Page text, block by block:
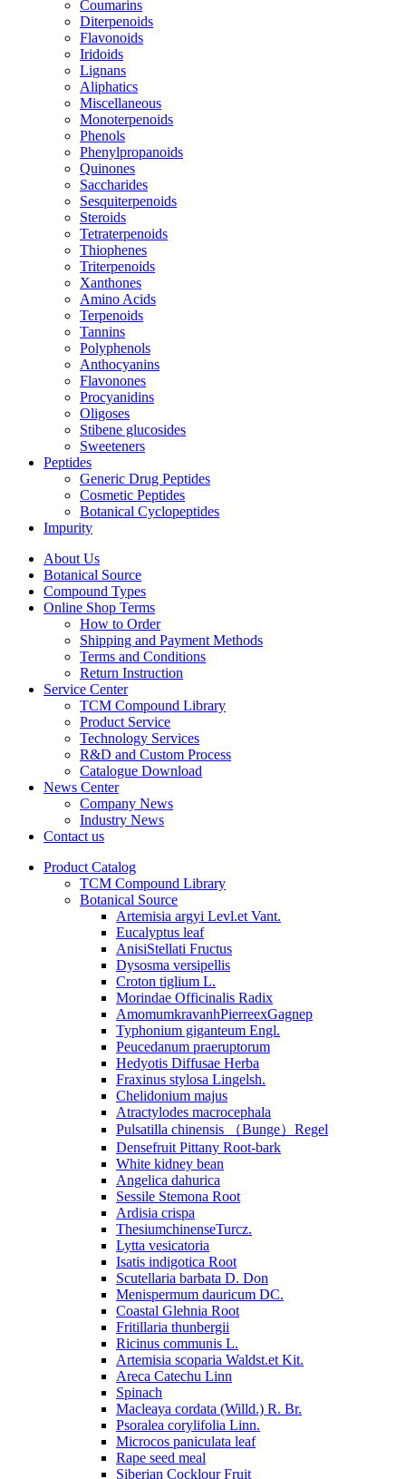
Coumarins
Diterpenoids
Flavonoids
Iridoids
Lignans
Aliphatics
Miscellaneous
Monoterpenoids
Phenols
Phenylpropanoids
Quinones
Saccharides
Sesquiterpenoids
Steroids
Tetraterpenoids
Thiophenes
Triterpenoids
Xanthones
Amino Acids
Terpenoids
Tannins
Polyphenols
Anthocyanins
Flavonones
Procyanidins
Oligoses
Stibene glucosides
Sweeteners
Peptides
Generic Drug Peptides
Cosmetic Peptides
Botanical Cyclopeptides
Impurity
About Us
Botanical Source
Compound Types
Online Shop Terms
How to Order
Shipping and Payment Methods
Terms and Conditions
Return Instruction
Service Center
TCM Compound Library
Product Service
Technology Services
R&D and Custom Process
Catalogue Download
News Center
Company News
Industry News
Contact us
Product Catalog
TCM Compound Library
Botanical Source
Artemisia argyi Levl.et Vant.
Eucalyptus leaf
AnisiStellati Fructus
Dysosma versipellis
Croton tiglium L.
Morindae Officinalis Radix
AmomumkravanhPierreexGagnep
Typhonium giganteum Engl.
Peucedanum praeruptorum
Hedyotis Diffusae Herba
Fraxinus stylosa Lingelsh.
Chelidonium majus
Atractylodes macrocephala
Pulsatilla chinensis （Bunge）Regel
Densefruit Pittany Root-bark
White kidney bean
Angelica dahurica
Sessile Stemona Root
Ardisia crispa
ThesiumchinenseTurcz.
Lytta vesicatoria
Isatis indigotica Root
Scutellaria barbata D. Don
Menispermum dauricum DC.
Coastal Glehnia Root
Fritillaria thunbergii
Ricinus communis L.
Artemisia scoparia Waldst.et Kit.
Areca Catechu Linn
Spinach
Macleaya cordata (Willd.) R. Br.
Psoralea corylifolia Linn.
Microcos paniculata leaf
Rape seed meal
Siberian Cocklour Fruit